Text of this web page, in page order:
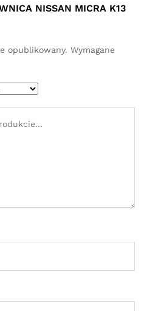
NISSAN MICRA K13
opublikowany. Wymagane